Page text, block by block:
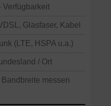
Verfügbarkeit
Glasfaser, Kabel
(LTE, HSPA u.a.)
/ Ort
messen